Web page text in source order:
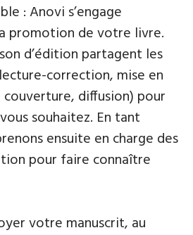
: Anovi s’engage
promotion de votre livre.
d’édition partagent les
correction, mise en
diffusion) pour
souhaitez. En tant
ensuite en charge des
pour faire connaître
votre manuscrit, au